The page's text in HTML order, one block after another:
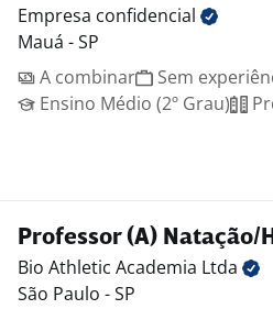
Empresa confidencial
Mauá - SP
A combinar
Sem
Ensino Médio (2º Grau)
Professor (A)
Bio Athletic Academia Ltda
São Paulo - SP